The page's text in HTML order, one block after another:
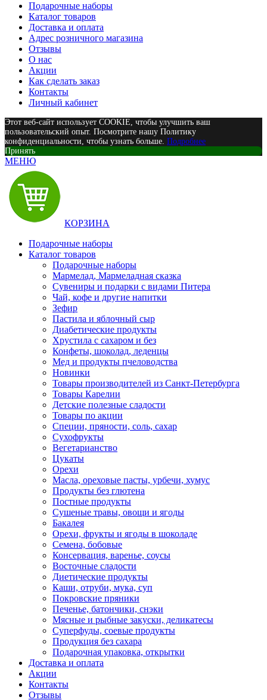
Подарочные наборы
Каталог товаров
Доставка и оплата
Адрес розничного магазина
Отзывы
О нас
Акции
Как сделать заказ
Контакты
Личный кабинет
Этот веб-сайт использует COOKIE, чтобы улучшить ваш
пользовательский опыт. Посмотрите нашу Политику
конфиденциальности, чтобы узнать больше. Подробнее
Принять
МЕНЮ
КОРЗИНА
Подарочные наборы
Каталог товаров
Подарочные наборы
Мармелад, Мармеладная сказка
Сувениры и подарки с видами Питера
Чай, кофе и другие напитки
Зефир
Пастила и яблочный сыр
Диабетические продукты
Хрустила с сахаром и без
Конфеты, шоколад, леденцы
Мед и продукты пчеловодства
Новинки
Товары производителей из Санкт-Петербурга
Товары Карелии
Детские полезные сладости
Товары по акции
Специи, пряности, соль, сахар
Сухофрукты
Вегетарианство
Цукаты
Орехи
Масла, ореховые пасты, урбечи, хумус
Продукты без глютена
Постные продукты
Сушеные травы, овощи и ягоды
Бакалея
Орехи, фрукты и ягоды в шоколаде
Семена, бобовые
Консервация, варенье, соусы
Восточные сладости
Диетические продукты
Каши, отруби, мука, суп
Покровские пряники
Печенье, батончики, снэки
Мясные и рыбные закуски, деликатесы
Суперфуды, соевые продукты
Продукция без сахара
Подарочная упаковка, открытки
Доставка и оплата
Акции
Контакты
Отзывы